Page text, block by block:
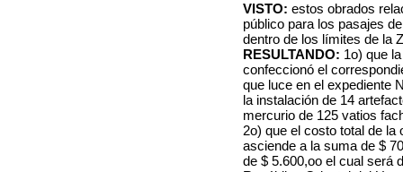
VISTO: estos obrados
público para los pasajes
dentro de los límites de la
RESULTANDO: 1o) que
confeccionó el
que luce en el expediente
la instalación de 14
mercurio de 125 vatios
2o) que el costo total de
asciende a la suma de $
de $ 5.600,oo el cual será